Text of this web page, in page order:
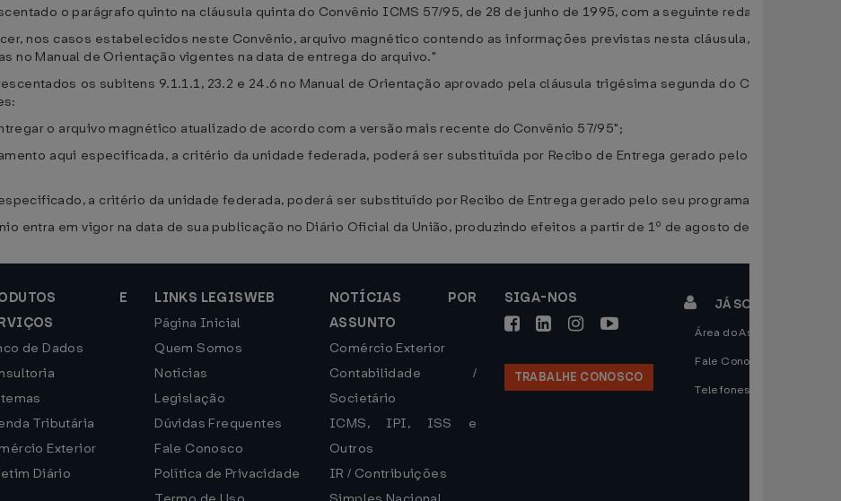
o parágrafo quinto na cláusula quinta do Convênio ICMS 57/95, de 28 de junho de 1995, com a seguinte redação:
nos casos estabelecidos neste Convênio, arquivo magnético contendo as informações previstas nesta cláusula, atendendo às
no Manual de Orientação vigentes na data de entrega do arquivo."
os subitens 9.1.1.1, 23.2 e 24.6 no Manual de Orientação aprovado pela cláusula trigésima segunda do Convênio ICMS
o arquivo magnético atualizado de acordo com a versão mais recente do Convênio 57/95";
aqui especificada, a critério da unidade federada, poderá ser substituída por Recibo de Entrega gerado pelo seu programa
a critério da unidade federada, poderá ser substituído por Recibo de Entrega gerado pelo seu programa validador."
entra em vigor na data de sua publicação no Diário Oficial da União, produzindo efeitos a partir de 1º de agosto de 2000.
E
de Dados
Tributária
Exterior
Diário
LINKS LEGISWEB
Página Inicial
Quem Somos
Notícias
Legislação
Dúvidas Frequentes
Fale Conosco
Política de Privacidade
NOTÍCIAS POR
ASSUNTO
Comércio Exterior
Contabilidade /
Societário
ICMS, IPI, ISS e
Outros
IR / Contribuições
SIGA-NOS
TRABALHE CONOSCO
JÁ SOU CLIENTE
Área do Assinante
Fale Conosco
Telefones